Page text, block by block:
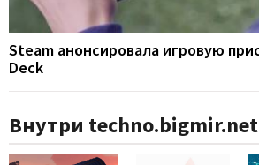
Steam анонсировала игровую
Deck
Внутри techno.bigmir.net